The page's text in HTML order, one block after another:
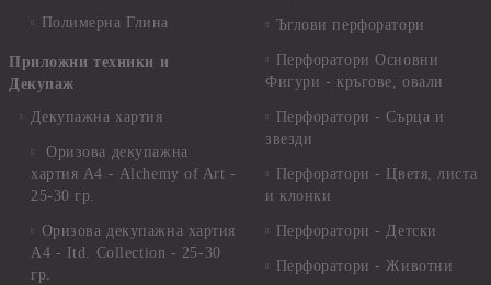
Полимерна Глина
Приложни техники и
Декупаж
Декупажна хартия
Оризова декупажна
хартия А4 - Alchemy of Art -
25-30 гр.
Оризова декупажна хартия
А4 - Itd. Collection - 25-30
гр.
Ъглови перфоратори
Перфоратори Основни
Фигури - кръгове, овали
Перфоратори - Сърца и
звезди
Перфоратори - Цветя, листа
и клонки
Перфоратори - Детски
Перфоратори - Животни